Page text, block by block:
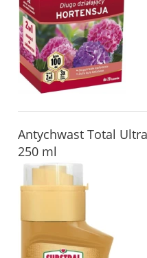
Antychwast Total Ultra
250 ml